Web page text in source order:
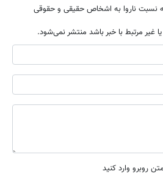
نسبت ناروا به اشخاص حقیقی و حقوقی
غیر مرتبط با خبر باشد منتشر نمی‌شود.
روبرو وارد کنید